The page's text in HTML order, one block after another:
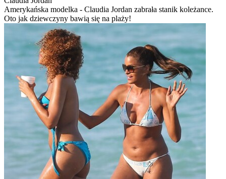
Amerykańska modelka - Claudia Jordan zabrała stanik koleżance.
Oto jak dziewczyny bawią się na plaży!